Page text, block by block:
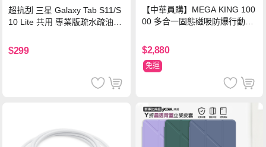
超抗刮 三星 Galaxy Tab S11/S
10 Lite 共用 專業版疏水疏油9H
$299
【中華員購】MEGA KING 100
00 多合一固態磁吸防爆行動電
$2,880
免運